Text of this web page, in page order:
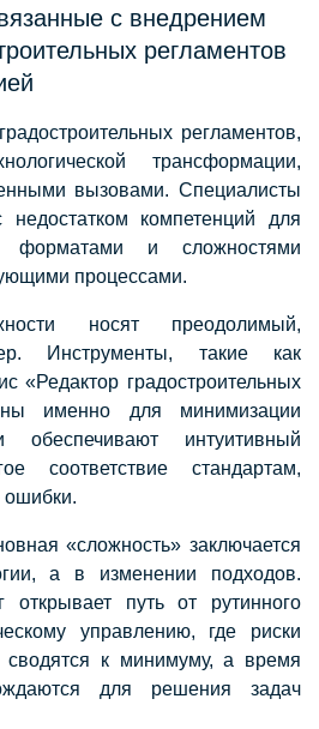
с внедрением
регламентов
регламентов,
трансформации,
вызовами. Специалисты
недостатком компетенций для
и сложностями
процессами.
носят преодолимый,
Инструменты, такие как
«Редактор градостроительных
именно для минимизации
интуитивный
соответствие стандартам,
ошибки.
«сложность» заключается
а в изменении подходов.
путь от рутинного
управлению, где риски
сводятся к минимуму, а время
для решения задач